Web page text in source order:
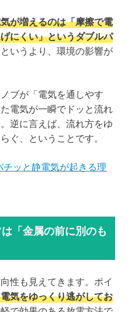
が増えるのは「摩擦で電
にくい」というダブルパ
いうより、環境の影響が
ブが「電気を通しやす
電気が一瞬でドッと流れ
逆に言えば、流れ方をゆ
ぐ、ということです。
ッと静電気が起きる理
「金属の前に別のも
性も見えてきます。ポイ
気をゆっくり逃がしてお